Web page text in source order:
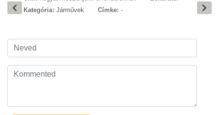
Kategória: Járművek Címke: -